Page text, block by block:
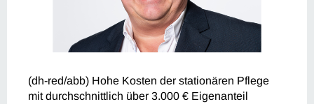
(dh-red/abb) Hohe Kosten der stationären Pflege
mit durchschnittlich über 3.000 € Eigenanteil